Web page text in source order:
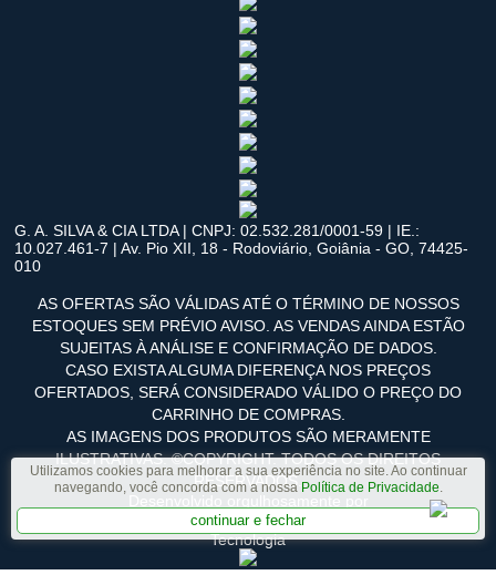
Utilizamos cookies para melhorar a sua experiência no site. Ao continuar
navegando, você concorda com a nossa Política de Privacidade.
continuar e fechar
G. A. SILVA & CIA LTDA | CNPJ: 02.532.281/0001-59 | IE.:
10.027.461-7 | Av. Pio XII, 18 - Rodoviário, Goiânia - GO, 74425-
010
AS OFERTAS SÃO VÁLIDAS ATÉ O TÉRMINO DE NOSSOS
ESTOQUES SEM PRÉVIO AVISO. AS VENDAS AINDA ESTÃO
SUJEITAS À ANÁLISE E CONFIRMAÇÃO DE DADOS.
CASO EXISTA ALGUMA DIFERENÇA NOS PREÇOS
OFERTADOS, SERÁ CONSIDERADO VÁLIDO O PREÇO DO
CARRINHO DE COMPRAS.
AS IMAGENS DOS PRODUTOS SÃO MERAMENTE
ILUSTRATIVAS. ©COPYRIGHT. TODOS OS DIREITOS
RESERVADOS.
Tecnologia